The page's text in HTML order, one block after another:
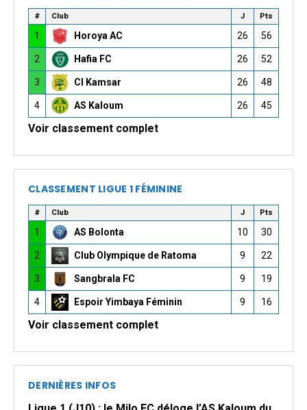
# Club J Pts
1 Horoya AC 26 56
2 Hafia FC 26 52
3 CI Kamsar 26 48
4 AS Kaloum 26 45
Voir classement complet
CLASSEMENT LIGUE 1 FÉMININE
# Club J Pts
1 AS Bolonta 10 30
2 Club Olympique de Ratoma 9 22
3 Sangbrala FC 9 19
4 Espoir Yimbaya Féminin 9 16
Voir classement complet
DERNIÈRES INFOS